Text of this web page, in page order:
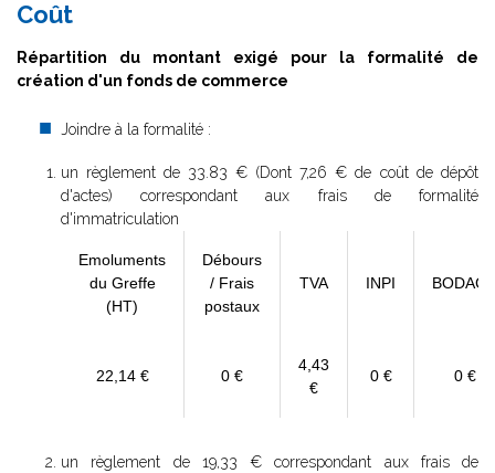
Coût
Répartition du montant exigé pour la formalité de
création d'un fonds de commerce
Joindre à la formalité :
un règlement de 33.83 € (Dont 7,26 € de coût de dépôt
d'actes) correspondant aux frais de formalité
d'immatriculation
Emoluments
du Greffe
(HT)
Débours
/ Frais
postaux
TVA INPI
22,14 € 0 €
4,43
€
0 € 0 €
un règlement de 19,33 € correspondant aux frais de